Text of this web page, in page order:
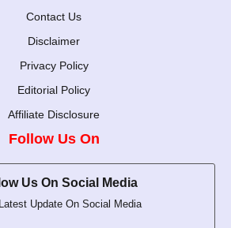
Contact Us
Disclaimer
Privacy Policy
Editorial Policy
Affiliate Disclosure
Follow Us On
Us On Social Media
Update On Social Media